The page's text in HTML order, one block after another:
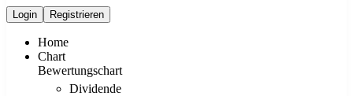
Login Registrieren
Home
Chart
Bewertungschart
Dividende